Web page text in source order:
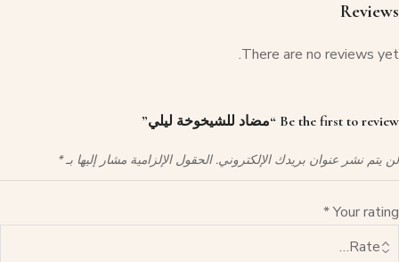
Reviews
There are no reviews yet.
Be the first to review “مضاد للشيخوخة ليلي”
لن يتم نشر عنوان بريدك الإلكتروني. الحقول الإلزامية مشار إليها بـ*
Your rating
*